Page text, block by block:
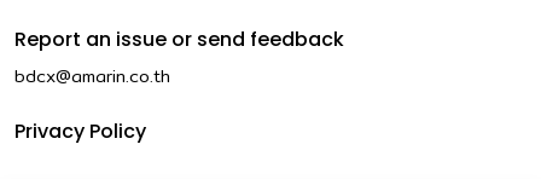
Report an issue or send feedback
bdcx@amarin.co.th
Privacy Policy